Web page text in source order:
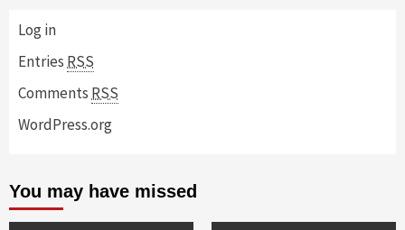
Log in
Entries RSS
Comments RSS
WordPress.org
You may have missed